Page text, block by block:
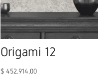
Origami 12
$ 452.914,00